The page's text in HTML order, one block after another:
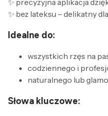
✨ precyzyjna aplikacja
✨ bez lateksu – delikatny
Idealne do:
wszystkich rzęs na
codziennego i
naturalnego lub
Słowa kluczowe: